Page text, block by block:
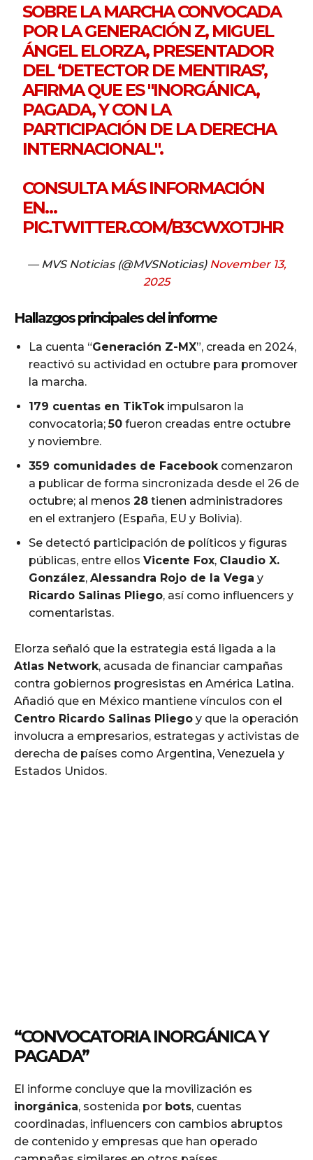
SOBRE LA MARCHA CONVOCADA
POR LA GENERACIÓN Z, MIGUEL
ÁNGEL ELORZA, PRESENTADOR
DEL ‘DETECTOR DE MENTIRAS’,
AFIRMA QUE ES "INORGÁNICA,
PAGADA, Y CON LA
PARTICIPACIÓN DE LA DERECHA
INTERNACIONAL".
CONSULTA MÁS INFORMACIÓN
EN…
PIC.TWITTER.COM/B3CWXOTJHR
— MVS Noticias (@MVSNoticias) November 13,
2025
Hallazgos principales del informe
La cuenta “Generación Z-MX”, creada en 2024,
reactivó su actividad en octubre para promover
la marcha.
179 cuentas en TikTok impulsaron la
convocatoria;50 fueron creadas entre octubre
y noviembre.
359 comunidades de Facebook comenzaron
a publicar de forma sincronizada desde el 26 de
octubre; al menos 28 tienen administradores
en el extranjero (España, EU y Bolivia).
Se detectó participación de políticos y figuras
públicas, entre ellos Vicente Fox, Claudio X.
González, Alessandra Rojo de la Vega y
Ricardo Salinas Pliego, así como influencers y
comentaristas.
Elorza señaló que la estrategia está ligada a la
Atlas Network, acusada de financiar campañas
contra gobiernos progresistas en América Latina.
Añadió que en México mantiene vínculos con el
Centro Ricardo Salinas Pliego y que la operación
involucra a empresarios, estrategas y activistas de
derecha de países como Argentina, Venezuela y
Estados Unidos.
“CONVOCATORIA INORGÁNICA Y
PAGADA”
El informe concluye que la movilización es
inorgánica, sostenida por bots, cuentas
coordinadas, influencers con cambios abruptos
de contenido y empresas que han operado